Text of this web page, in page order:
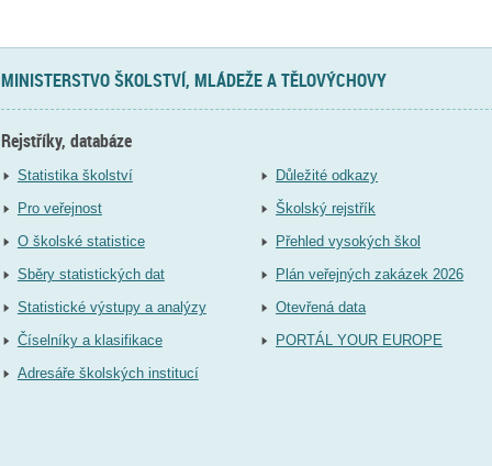
MINISTERSTVO ŠKOLSTVÍ, MLÁDEŽE A TĚLOVÝCHOVY
Rejstříky, databáze
Statistika školství
Pro veřejnost
O školské statistice
Sběry statistických dat
Statistické výstupy a analýzy
Číselníky a klasifikace
Adresáře školských institucí
Důležité odkazy
Školský rejstřík
Přehled vysokých škol
Plán veřejných zakázek 2026
Otevřená data
PORTÁL YOUR EUROPE